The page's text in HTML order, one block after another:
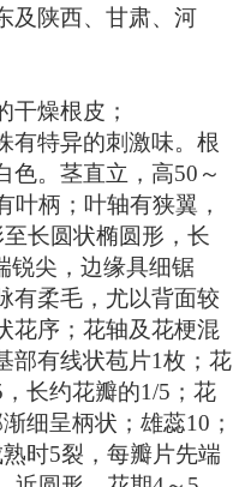
及陕西、甘肃、河
干燥根皮 ；
有特异的刺激味。根
色。茎直立，高50～
叶柄；叶轴有狭翼，
长圆状椭圆形，长
锐尖，边缘具细锯
有柔毛，尤以背面较
花序；花轴及花梗混
部有线状苞片1枚；花
长约花瓣的1/5；花
细呈柄状；雄蕊10；
时5裂，每瓣片先端